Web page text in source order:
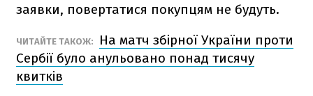
заявки, повертатися покупцям не будуть.
ЧИТАЙТЕ ТАКОЖ:
На матч збірної України проти
Сербії було анульовано понад тисячу
квитків